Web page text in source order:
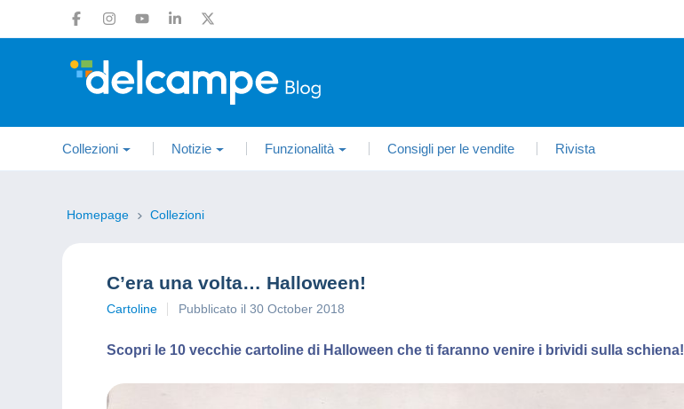
Collezioni Notizie Funzionalità Consigli per le vendite Rivista
Homepage Collezioni
C’era una volta… Halloween!
Cartoline Pubblicato il 30 October 2018
Scopri le 10 vecchie cartoline di Halloween che ti faranno venire i brividi sulla schiena!